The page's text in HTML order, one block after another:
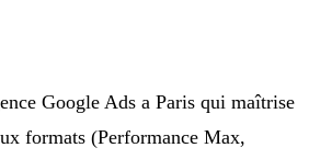
Google Ads a Paris qui maîtrise
formats (Performance Max,